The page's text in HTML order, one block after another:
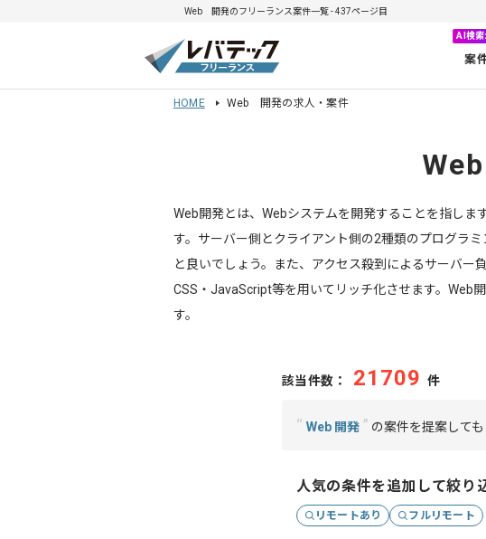
Web 開発のフリーランス案件一覧 - 437ページ目
AI検索
案
HOME Web 開発の求人・案件
Web開発とは、Webシステムを開発することを指し
す。サーバー側とクライアント側の2種類のプログラ
と良いでしょう。また、アクセス殺到によるサーバ
CSS・JavaScript等を用いてリッチ化させます。Web
す。
該当件数： 21709 件
“ Web 開発 ” の案件を提案しても
人気の条件を追加して絞り
リモートあり フルリモート